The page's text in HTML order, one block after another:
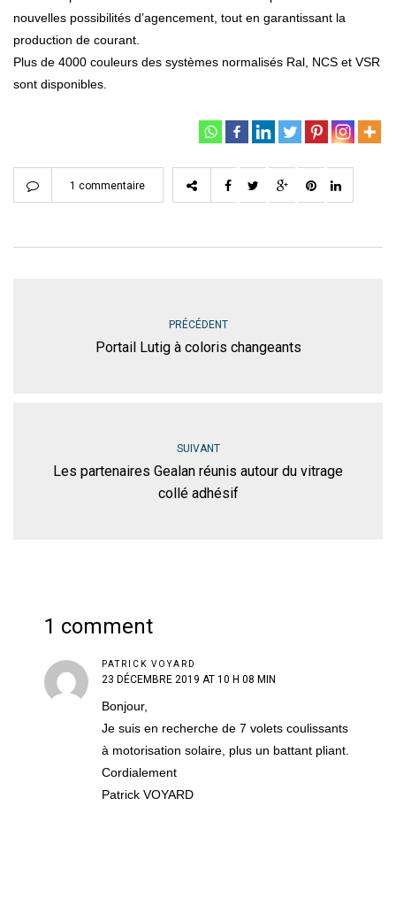
nouvelles possibilités d’agencement, tout en garantissant la
production de courant.
Plus de 4000 couleurs des systèmes normalisés Ral, NCS et VSR
sont disponibles.
1 commentaire
PRÉCÉDENT
Portail Lutig à coloris changeants
SUIVANT
Les partenaires Gealan réunis autour du vitrage
collé adhésif
1 comment
PATRICK VOYARD
23 DÉCEMBRE 2019 AT 10 H 08 MIN
Bonjour,
Je suis en recherche de 7 volets coulissants
à motorisation solaire, plus un battant pliant.
Cordialement
Patrick VOYARD